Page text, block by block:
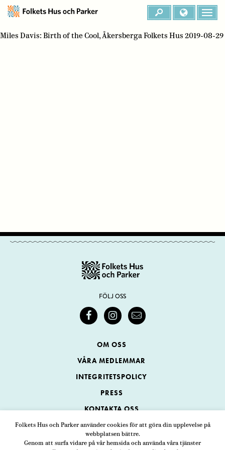
Folkets Hus och Parker använder cookies för att göra din upplevelse på
webbplatsen bättre.
Genom att surfa vidare på vår hemsida och använda våra tjänster
Miles Davis: Birth of the Cool, Åkersberga Folkets Hus 2019-08-29
FÖLJ OSS
OM OSS
VÅRA MEDLEMMAR
INTEGRITETSPOLICY
PRESS
KONTAKTA OSS
Folkets Hus och Parker